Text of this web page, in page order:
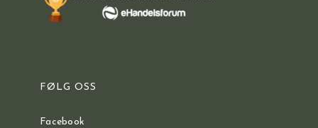
FØLG OSS
Facebook